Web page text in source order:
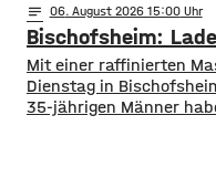
verzeichneten
die Regionen
Nach dem aktuellen
Gründungen allerdings
notes 06. August 2026 15:00
Bischofsheim:
Mit einer raffinierten
Dienstag in
35-jährigen Männer